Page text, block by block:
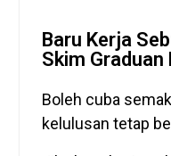
Baru Kerja
Skim
Boleh cuba
kelulusan tetap